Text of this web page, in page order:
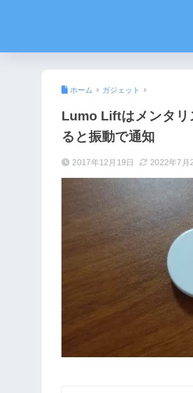
ホーム ガジェット
Lumo Liftはメンタリ
ると振動で通知
2017年12月19日 2022年7月